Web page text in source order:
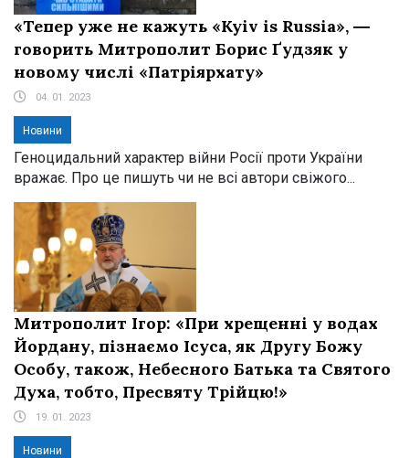
«Тепер уже не кажуть «Kyiv is Russia», ―
говорить Митрополит Борис Ґудзяк у
новому числі «Патріярхату»
04. 01. 2023
Новини
Геноцидальний характер війни Росії проти України
вражає. Про це пишуть чи не всі автори свіжого...
Митрополит Ігор: «При хрещенні у водах
Йордану, пізнаємо Ісуса, як Другу Божу
Особу, також, Небесного Батька та Святого
Духа, тобто, Пресвяту Трійцю!»
19. 01. 2023
Новини